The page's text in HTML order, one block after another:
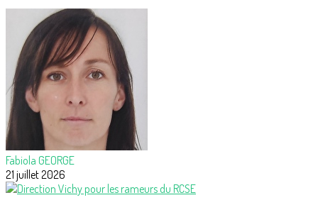
Fabiola GEORGE
21 juillet 2026